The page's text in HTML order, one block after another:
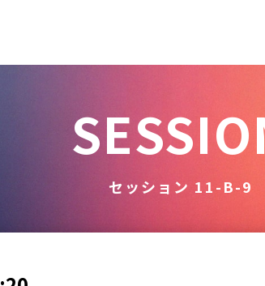
セッション 11-B-9